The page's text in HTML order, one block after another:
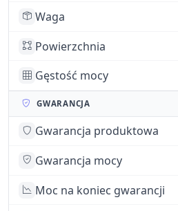
Waga
Powierzchnia
Gęstość mocy
GWARANCJA
Gwarancja produktowa
Gwarancja mocy
Moc na koniec gwarancji